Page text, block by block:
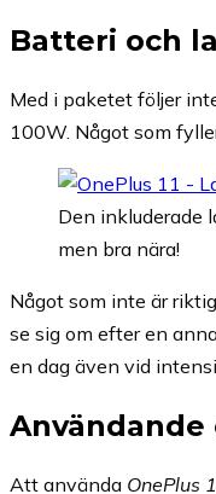
Batteri och
Med i paketet följer
100W. Något som
Den inkluderade
men bra nära!
Något som inte är
se sig om efter en
en dag även vid
Att använda OnePlus